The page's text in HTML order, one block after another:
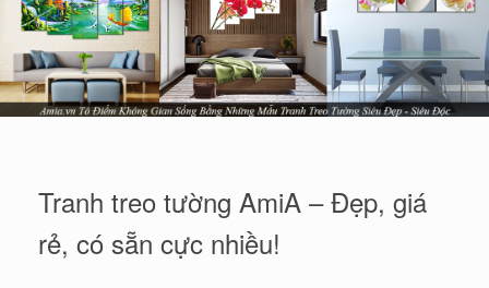
Tranh treo tường AmiA – Đẹp, giá
rẻ, có sẵn cực nhiều!